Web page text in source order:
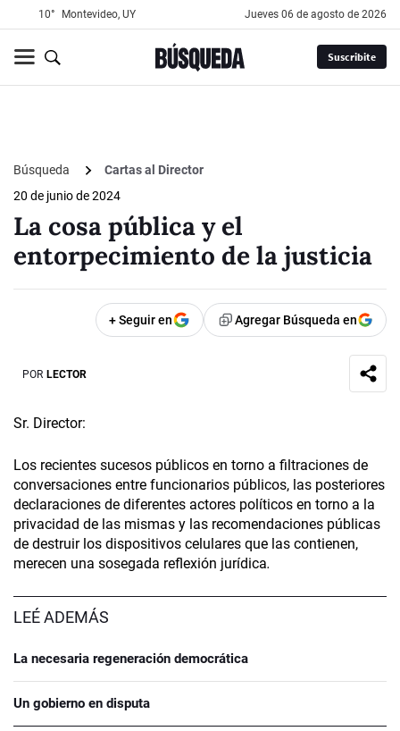
10° Montevideo, UY jueves 06 de agosto de 2026
Suscribite
Búsqueda
Cartas al Director
20 de junio de 2024
La cosa pública y el
entorpecimiento de la justicia
+ Seguir en Agregar Búsqueda en
POR LECTOR
Sr. Director:
Los recientes sucesos públicos en torno a filtraciones de
conversaciones entre funcionarios públicos, las posteriores
declaraciones de diferentes actores políticos en torno a la
privacidad de las mismas y las recomendaciones públicas
de destruir los dispositivos celulares que las contienen,
merecen una sosegada reflexión jurídica.
LEÉ ADEMÁS
La necesaria regeneración democrática
Un gobierno en disputa